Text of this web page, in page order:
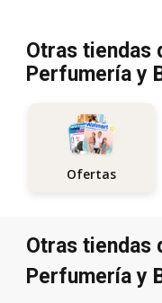
Otras tiendas
Perfumería y
Ofertas
Otras tiendas
Perfumería y